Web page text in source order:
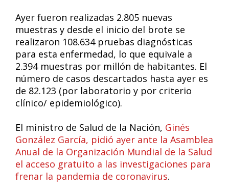
Ayer fueron realizadas 2.805 nuevas
muestras y desde el inicio del brote se
realizaron 108.634 pruebas diagnósticas
para esta enfermedad, lo que equivale a
2.394 muestras por millón de habitantes. El
número de casos descartados hasta ayer es
de 82.123 (por laboratorio y por criterio
clínico/ epidemiológico).
El ministro de Salud de la Nación, Ginés
González García, pidió ayer ante la Asamblea
Anual de la Organización Mundial de la Salud
el acceso gratuito a las investigaciones para
frenar la pandemia de coronavirus.